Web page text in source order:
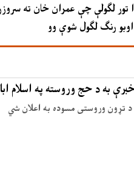
تور لګولې چې عمران خان ته
رنګ لګول شوې وو
به د حج وروسته په اسلام
د تړون وروستی مسوده به اعلان شي